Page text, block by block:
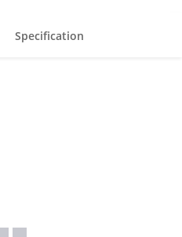
Specification